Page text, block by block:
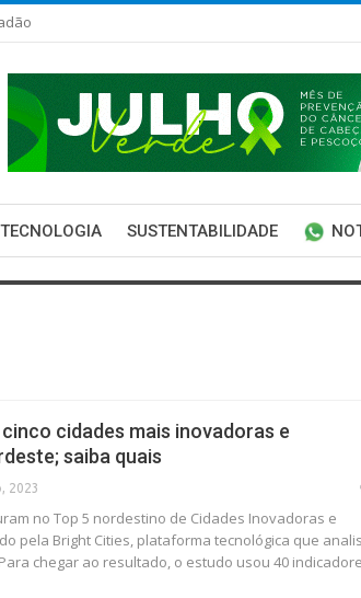
TECNOLOGIA SUSTENTABILIDADE
cidades mais inovadoras e
saiba quais
2023
no Top 5 nordestino de Cidades Inovadoras e
pela Bright Cities, plataforma tecnológica que
chegar ao resultado, o estudo usou 40